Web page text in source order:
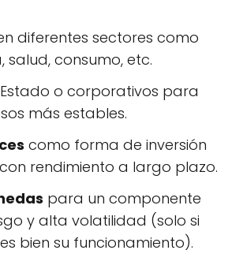
diferentes sectores como
salud, consumo, etc.
o corporativos para
más estables.
como forma de inversión
rendimiento a largo plazo.
para un componente
y alta volatilidad (solo si
bien su funcionamiento).